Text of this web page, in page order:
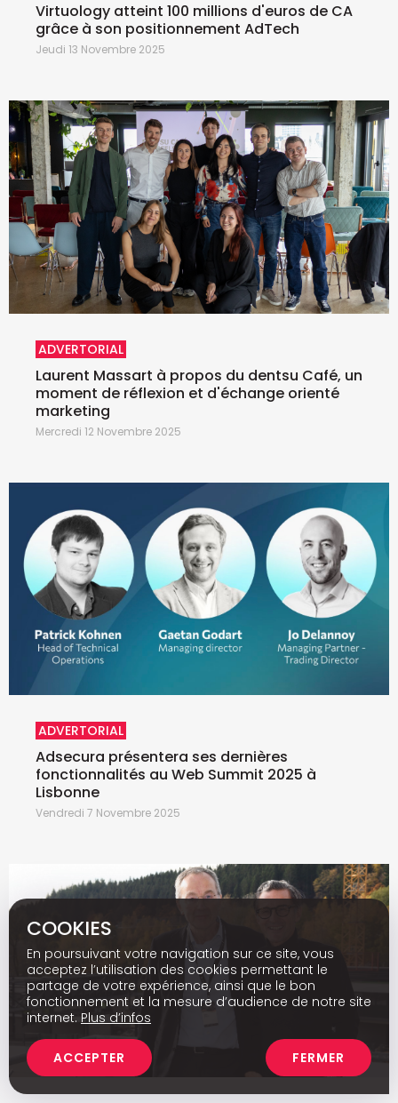
Virtuology atteint 100 millions d'euros de CA
grâce à son positionnement AdTech
Jeudi 13 Novembre 2025
ADVERTORIAL
Laurent Massart à propos du dentsu Café, un
moment de réflexion et d'échange orienté
marketing
Mercredi 12 Novembre 2025
ADVERTORIAL
Adsecura présentera ses dernières
fonctionnalités au Web Summit 2025 à
Lisbonne
Vendredi 7 Novembre 2025
COOKIES
En poursuivant votre navigation sur ce site, vous
acceptez l’utilisation des cookies permettant le
partage de votre expérience, ainsi que le bon
fonctionnement et la mesure d’audience de notre site
internet. Plus d’infos
ACCEPTER FERMER